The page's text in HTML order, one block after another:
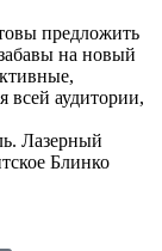
предложить
на новый
всей аудитории,
Лазерный
Блинко